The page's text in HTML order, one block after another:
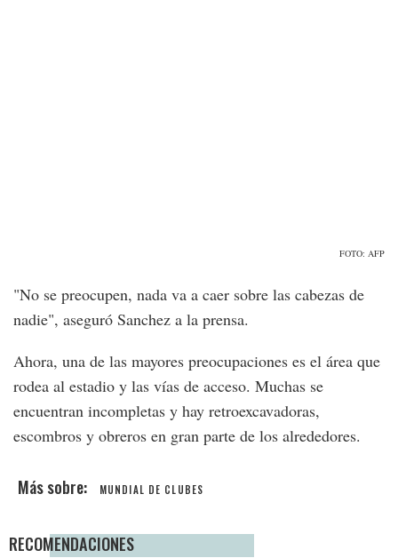
FOTO: AFP
"No se preocupen, nada va a caer sobre las cabezas de
nadie", aseguró Sanchez a la prensa.
Ahora, una de las mayores preocupaciones es el área que
rodea al estadio y las vías de acceso. Muchas se
encuentran incompletas y hay retroexcavadoras,
escombros y obreros en gran parte de los alrededores.
MUNDIAL DE CLUBES
RECOMENDACIONES